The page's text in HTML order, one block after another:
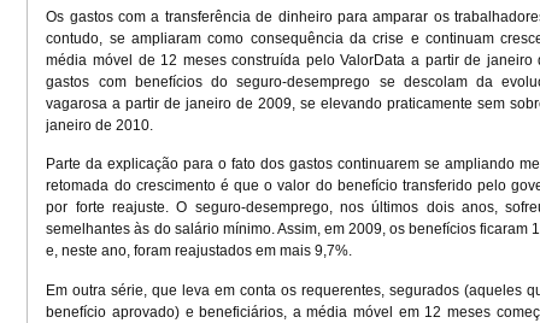
Os gastos com a transferência de dinheiro para amparar os
contudo, se ampliaram como consequência da crise e continuam
média móvel de 12 meses construída peloValorData a partir de janeiro
gastos com benefícios do seguro-desemprego se descolam da
vagarosa a partir de janeiro de 2009, se elevando praticamente sem
janeiro de 2010.
Parte da explicação para o fato dos gastos continuarem se ampliando
retomada do crescimento é que o valor do benefício transferido pelo
por forte reajuste. O seguro-desemprego, nos últimos dois anos,
semelhantes às do salário mínimo. Assim, em 2009, os benefícios ficaram
e, neste ano, foram reajustados em mais 9,7%.
Em outra série, que leva em conta os requerentes, segurados (aqueles
benefício aprovado) e beneficiários, a média móvel em 12 meses